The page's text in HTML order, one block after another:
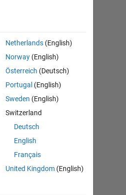
Netherlands(English)
Norway(English)
Österreich (Deutsch)
Portugal (English)
Sweden (English)
Switzerland
Deutsch
English
Français
United Kingdom(English)